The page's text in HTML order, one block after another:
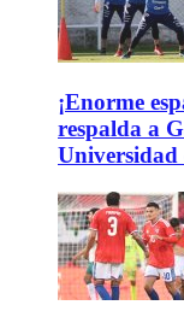
¡Enorme
respalda a
Universidad